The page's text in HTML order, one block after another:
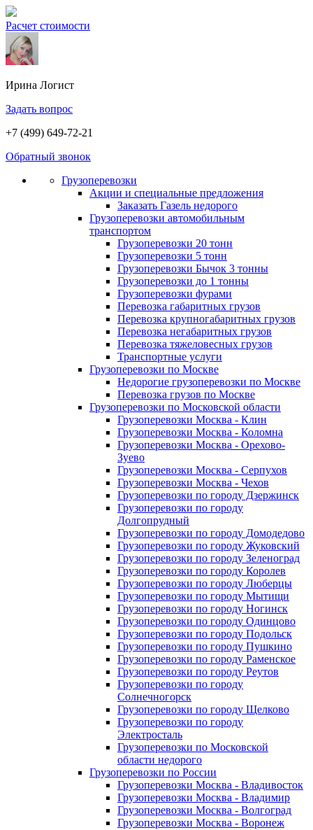
Расчет стоимости
Ирина Логист
Задать вопрос
+7 (499) 649-72-21
Обратный звонок
Грузоперевозки
Акции и специальные предложения
Заказать Газель недорого
Грузоперевозки автомобильным
транспортом
Грузоперевозки 20 тонн
Грузоперевозки 5 тонн
Грузоперевозки Бычок 3 тонны
Грузоперевозки до 1 тонны
Грузоперевозки фурами
Перевозка габаритных грузов
Перевозка крупногабаритных грузов
Перевозка негабаритных грузов
Перевозка тяжеловесных грузов
Транспортные услуги
Грузоперевозки по Москве
Недорогие грузоперевозки по Москве
Перевозка грузов по Москве
Грузоперевозки по Московской области
Грузоперевозки Москва - Клин
Грузоперевозки Москва - Коломна
Грузоперевозки Москва - Орехово-
Зуево
Грузоперевозки Москва - Серпухов
Грузоперевозки Москва - Чехов
Грузоперевозки по городу Дзержинск
Грузоперевозки по городу
Долгопрудный
Грузоперевозки по городу Домодедово
Грузоперевозки по городу Жуковский
Грузоперевозки по городу Зеленоград
Грузоперевозки по городу Королев
Грузоперевозки по городу Люберцы
Грузоперевозки по городу Мытищи
Грузоперевозки по городу Ногинск
Грузоперевозки по городу Одинцово
Грузоперевозки по городу Подольск
Грузоперевозки по городу Пушкино
Грузоперевозки по городу Раменское
Грузоперевозки по городу Реутов
Грузоперевозки по городу
Солнечногорск
Грузоперевозки по городу Щелково
Грузоперевозки по городу
Электросталь
Грузоперевозки по Московской
области недорого
Грузоперевозки по России
Грузоперевозки Москва - Владивосток
Грузоперевозки Москва - Владимир
Грузоперевозки Москва - Волгоград
Грузоперевозки Москва - Воронеж